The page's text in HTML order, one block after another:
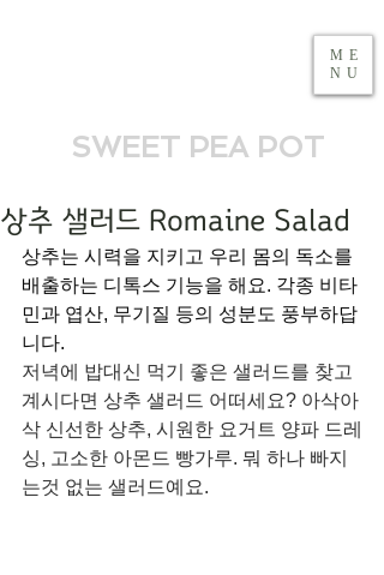
SWEET PEA POT
ME
NU
상추 샐러드 Romaine Salad
상추는 시력을 지키고 우리 몸의 독소를
배출하는 디톡스 기능을 해요. 각종 비타
민과 엽산, 무기질 등의 성분도 풍부하답
니다.
저녁에 밥대신 먹기 좋은 샐러드를 찾고
계시다면 상추 샐러드 어떠세요? 아삭아
삭 신선한 상추, 시원한 요거트 양파 드레
싱, 고소한 아몬드 빵가루. 뭐 하나 빠지
는것 없는 샐러드예요.